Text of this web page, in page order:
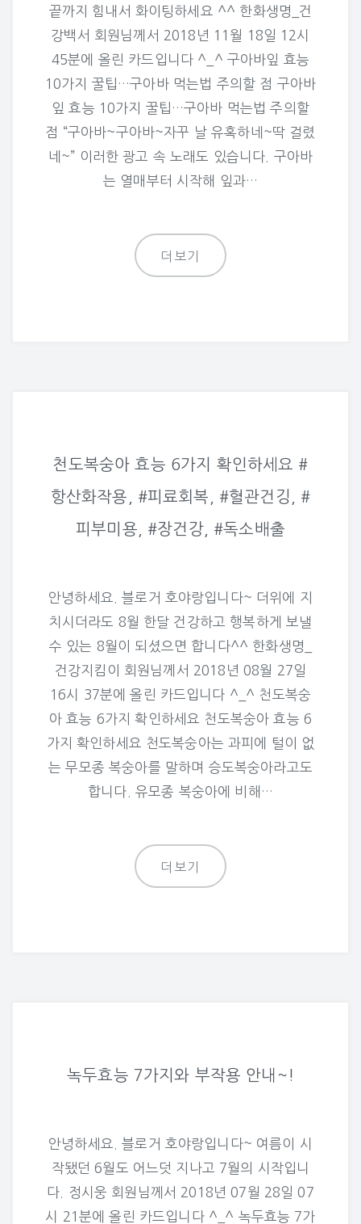
끝까지 힘내서 화이팅하세요 ^^ 한화생명_건
강백서 회원님께서 2018년 11월 18일 12시
45분에 올린 카드입니다 ^_^ 구아바잎 효능
10가지 꿀팁…구아바 먹는법 주의할 점 구아바
잎 효능 10가지 꿀팁…구아바 먹는법 주의할
점 “구아바~구아바~자꾸 날 유혹하네~딱 걸렸
네~” 이러한 광고 속 노래도 있습니다. 구아바
는 열매부터 시작해 잎과…
더보기
천도복숭아 효능 6가지 확인하세요 #
항산화작용, #피료회복, #혈관건깅, #
피부미용, #장건강, #독소배출
안녕하세요. 블로거 호야랑입니다~ 더위에 지
치시더라도 8월 한달 건강하고 행복하게 보낼
수 있는 8월이 되셨으면 합니다^^ 한화생명_
건강지킴이 회원님께서 2018년 08월 27일
16시 37분에 올린 카드입니다 ^_^ 천도복숭
아 효능 6가지 확인하세요 천도복숭아 효능 6
가지 확인하세요 천도복숭아는 과피에 털이 없
는 무모종 복숭아를 말하며 승도복숭아라고도
합니다. 유모종 복숭아에 비해…
더보기
녹두효능 7가지와 부작용 안내~!
안녕하세요. 블로거 호야랑입니다~ 여름이 시
작됐던 6월도 어느덧 지나고 7월의 시작입니
다. 정시웅 회원님께서 2018년 07월 28일 07
시 21분에 올린 카드입니다 ^_^ 녹두효능 7가